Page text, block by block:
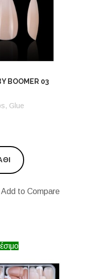
BOOMER 03
Glue
Add to Compare